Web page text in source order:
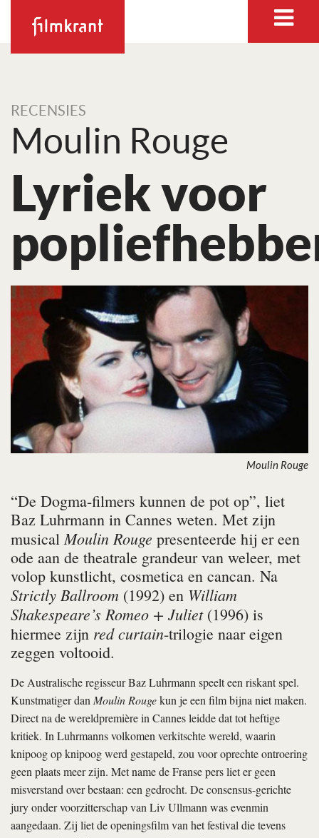
RECENSIES
Moulin Rouge
Lyriek voor
Moulin Rouge
“De Dogma-filmers kunnen de pot op”, liet
Baz Luhrmann in Cannes weten. Met zijn
musicalMoulin Rouge presenteerde hij er een
ode aan de theatrale grandeur van weleer, met
volop kunstlicht, cosmetica en cancan. Na
Strictly Ballroom (1992) en William
Shakespeare’s Romeo + Juliet(1996) is
hiermee zijn red curtain-trilogie naar eigen
zeggen voltooid.
De Australische regisseur Baz Luhrmann speelt een riskant spel.
Kunstmatiger danMoulin Rougekun je een film bijna niet maken.
Direct na de wereldpremière in Cannes leidde dat tot heftige
kritiek. In Luhrmanns volkomen verkitschte wereld, waarin
knipoog op knipoog werd gestapeld, zou voor oprechte ontroering
geen plaats meer zijn. Met name de Franse pers liet er geen
misverstand over bestaan: een gedrocht. De consensus-gerichte
jury onder voorzitterschap van Liv Ullmann was evenmin
aangedaan. Zij liet de openingsfilm van het festival die tevens